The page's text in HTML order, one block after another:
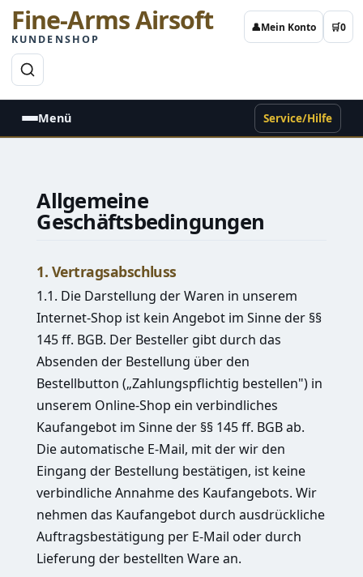
Fine-Arms Airsoft
KUNDENSHOP
👤Mein Konto 🛒0
Menü Service/Hilfe
Allgemeine
Geschäftsbedingungen
1. Vertragsabschluss
1.1. Die Darstellung der Waren in unserem
Internet-Shop ist kein Angebot im Sinne der §§
145 ff. BGB. Der Besteller gibt durch das
Absenden der Bestellung über den
Bestellbutton („Zahlungspflichtig bestellen") in
unserem Online-Shop ein verbindliches
Kaufangebot im Sinne der §§ 145 ff. BGB ab.
Die automatische E-Mail, mit der wir den
Eingang der Bestellung bestätigen, ist keine
verbindliche Annahme des Kaufangebots. Wir
nehmen das Kaufangebot durch ausdrückliche
Auftragsbestätigung per E-Mail oder durch
Lieferung der bestellten Ware an.